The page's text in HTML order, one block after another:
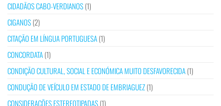
CIDADÃOS CABO-VERDIANOS(1)
CIGANOS(2)
CITAÇÃO EM LÍNGUA PORTUGUESA(1)
CONCORDATA(1)
CONDIÇÃO CULTURAL, SOCIAL E ECONÓMICA MUITO DESFAVORECIDA(1)
CONDUÇÃO DE VEÍCULO EM ESTADO DE EMBRIAGUEZ(1)
CONSIDERAÇÕES ESTEREOTIPADAS(1)